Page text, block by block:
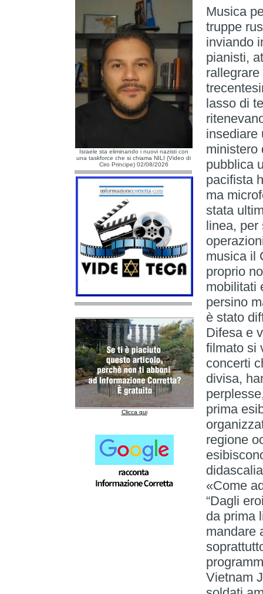
Israele sta eliminando i nuovi nazisti con
una taskforce che si chiama NILI (Video di
Ciro Principe) 02/08/2026
Clicca qui
Musica
truppe
inviando
pianisti,
lasso di
insediare
ministero
pubblica
pacifista
ma
stata
linea, per
musica il
proprio
mobilitati
persino
è stato
Difesa e
filmato si
concerti
divisa,
prima
regione
«Come
“Dagli
da prima
mandare
Vietnam